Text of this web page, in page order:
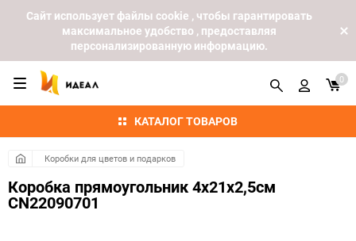
Cайт использует файлы cookie , чтобы гарантировать
максимальное удобство , предоставляя
персонализированную информацию.
КАТАЛОГ ТОВАРОВ
0
Коробки для цветов и подарков
Коробка прямоугольник 4х21х2,5см
CN22090701